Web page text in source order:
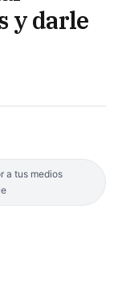
y darle
a tus medios